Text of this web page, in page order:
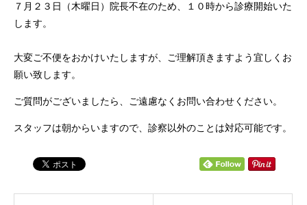
７月２３日（木曜日）院長不在のため、１０時から診療開始いた
します。
大変ご不便をおかけいたしますが、ご理解頂きますよう宜しくお
願い致します。
ご質問がございましたら、ご遠慮なくお問い合わせください。
スタッフは朝からいますので、診察以外のことは対応可能です。